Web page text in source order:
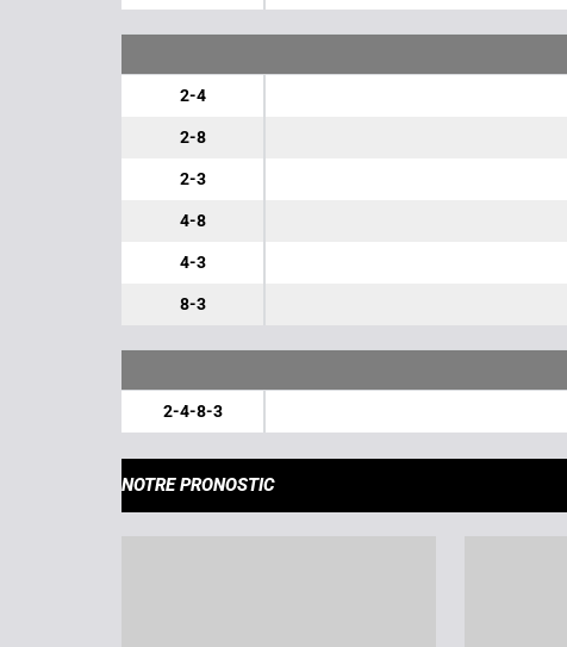
2-4
2-8
2-3
4-8
4-3
8-3
2-4-8-3
NOTRE PRONOSTIC